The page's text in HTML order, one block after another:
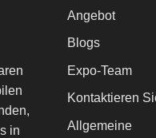
in
Angebot
Blogs
Expo-Team
Kontaktieren
Allgemeine